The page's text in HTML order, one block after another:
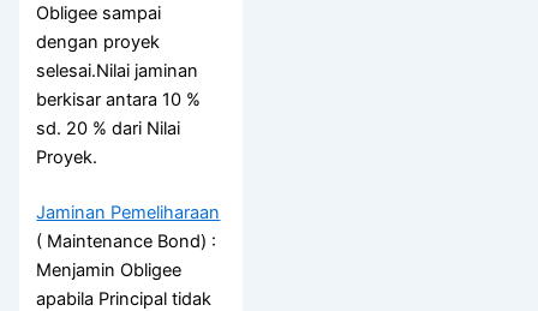
Obligee sampai
dengan proyek
selesai.Nilai jaminan
berkisar antara 10 %
sd. 20 % dari Nilai
Proyek.
Jaminan Pemeliharaan
( Maintenance Bond) :
Menjamin Obligee
apabila Principal tidak